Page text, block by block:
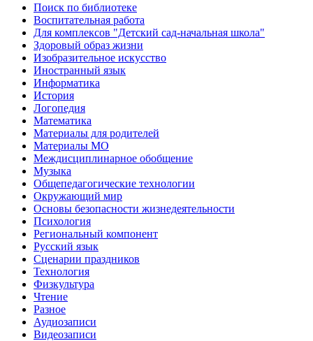
Поиск по библиотеке
Воспитательная работа
Для комплексов "Детский сад-начальная школа"
Здоровый образ жизни
Изобразительное искусство
Иностранный язык
Информатика
История
Логопедия
Математика
Материалы для родителей
Материалы МО
Междисциплинарное обобщение
Музыка
Общепедагогические технологии
Окружающий мир
Основы безопасности жизнедеятельности
Психология
Региональный компонент
Русский язык
Сценарии праздников
Технология
Физкультура
Чтение
Разное
Аудиозаписи
Видеозаписи